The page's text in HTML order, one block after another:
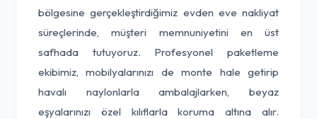
bölgesine gerçekleştirdiğimiz evden eve nakliyat
süreçlerinde, müşteri memnuniyetini en üst
safhada tutuyoruz. Profesyonel paketleme
ekibimiz, mobilyalarınızı de monte hale getirip
havalı naylonlarla ambalajlarken, beyaz
eşyalarınızı özel kılıflarla koruma altına alır.